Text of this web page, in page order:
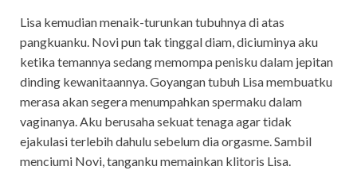
Lisa kemudian menaik-turunkan tubuhnya di atas
pangkuanku. Novi pun tak tinggal diam, diciuminya aku
ketika temannya sedang memompa penisku dalam jepitan
dinding kewanitaannya. Goyangan tubuh Lisa membuatku
merasa akan segera menumpahkan spermaku dalam
vaginanya. Aku berusaha sekuat tenaga agar tidak
ejakulasi terlebih dahulu sebelum dia orgasme. Sambil
menciumi Novi, tanganku memainkan klitoris Lisa.